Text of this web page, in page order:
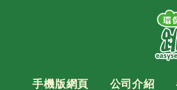
手機版網頁 公司介紹